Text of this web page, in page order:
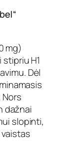
mg)
H1
Dėl
dažnai
slopinti,